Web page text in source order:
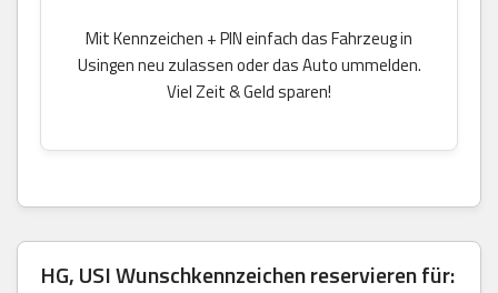
Mit Kennzeichen + PIN einfach das Fahrzeug in
Usingen neu zulassen oder das Auto ummelden.
Viel Zeit & Geld sparen!
HG, USI Wunschkennzeichen reservieren für: